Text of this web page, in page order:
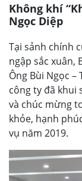
Không khí
Ngọc Diệp
Tại sảnh chính
ngập sắc xuân,
Ông Bùi Ngọc
công ty đã khui
và chúc mừng
khỏe, hạnh
vụ năm 2019.